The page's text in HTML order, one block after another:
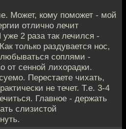
Может, кому поможет - мой
отлично лечит
2 раза так лечился -
только раздувается нос,
соплями -
от сенной лихорадки.
Перестаете чихать,
не течет. Т.е. 3-4
Главное - держать
слизистой